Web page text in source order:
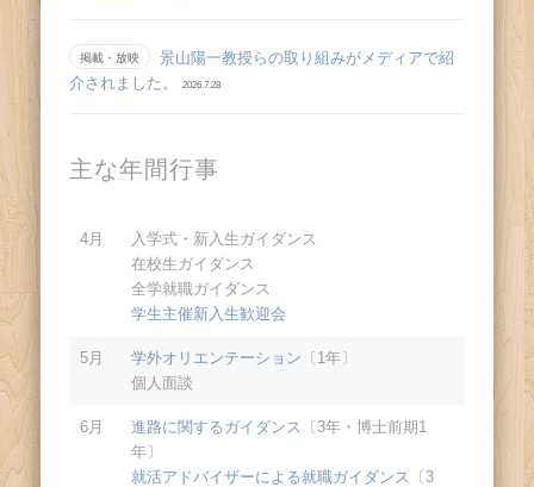
掲載・放映
景山陽一教授らの取り組みがメディアで紹
介されました。
2026.7.28
主な年間行事
4月
入学式・新入生ガイダンス
在校生ガイダンス
全学就職ガイダンス
学生主催新入生歓迎会
5月 学外オリエンテーション 〔1年〕
個人面談
6月 進路に関するガイダンス 〔3年・博士前期1
年〕
就活アドバイザーによる就職ガイダンス 〔3